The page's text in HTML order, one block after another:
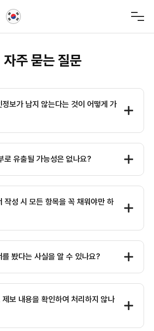
특장점
이용안내
자주 묻는 질문
보가 남지 않는다는 것이 어떻게 가
로 유출될 가능성은 없나요?
작성 시 모든 항목을 꼭 채워야만 하
를 봤다는 사실을 알 수 있나요?
제보 내용을 확인하여 처리하지 않나